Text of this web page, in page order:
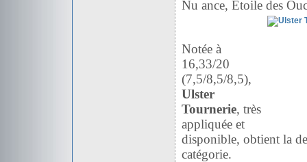
Nu ance, Etoile des
Notée à
16,33/20
(7,5/8,5/8,5),
Ulster
Tournerie, très
appliquée et
disponible, obtient la
catégorie.